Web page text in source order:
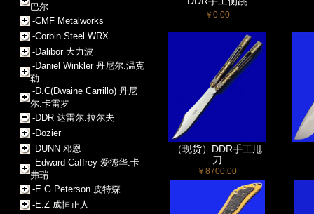
巴尔
-CMF Metalworks
-Corbin Steel WRX
-Dalibor 大力波
-Daniel Winkler 丹尼尔.温克
勒
-D.C(Dwaine Carrillo) 丹尼
尔.卡雷罗
-DDR 达雷尔.拉尔夫
-Dozier
-DUNN 邓恩
-Edward Caffrey 爱德华.卡
弗瑞
-E.G.Peterson 皮特森
-E.Z 成恒正人
￥0.00
（现货）DDR手工甩
刀
￥8700.00